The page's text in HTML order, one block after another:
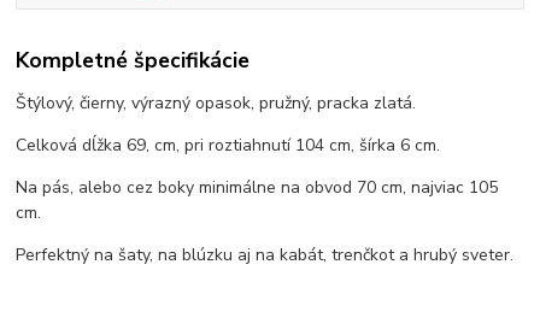
Kompletné špecifikácie
Štýlový, čierny, výrazný opasok, pružný, pracka zlatá.
Celková dĺžka 69, cm, pri roztiahnutí 104 cm, šírka 6 cm.
Na pás, alebo cez boky minimálne na obvod 70 cm, najviac 105
cm.
Perfektný na šaty, na blúzku aj na kabát, trenčkot a hrubý sveter.